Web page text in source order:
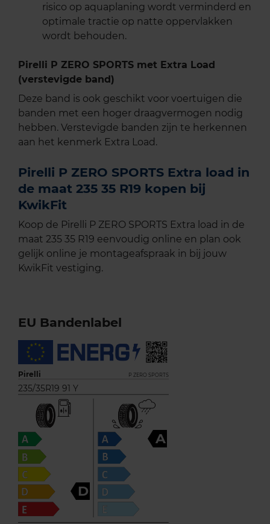
risico op aquaplaning wordt verminderd en
optimale tractie op natte oppervlakken
wordt behouden.
Pirelli P ZERO SPORTS met Extra Load
(verstevigde band)
Deze band is ook geschikt voor voertuigen die
banden met een hoger draagvermogen nodig
hebben. Verstevigde banden zijn te herkennen
aan het kenmerk Extra Load.
Pirelli P ZERO SPORTS Extra load in
de maat 235 35 R19 kopen bij
KwikFit
Koop de Pirelli P ZERO SPORTS Extra load in de
maat 235 35 R19 eenvoudig online en plan ook
gelijk online je montageafspraak in bij jouw
KwikFit vestiging.
EU Bandenlabel
Pirelli P ZERO SPORTS
235/35R19 91 Y
D
A